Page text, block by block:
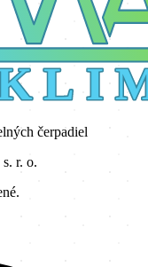
L I
čerpadiel
r. o.